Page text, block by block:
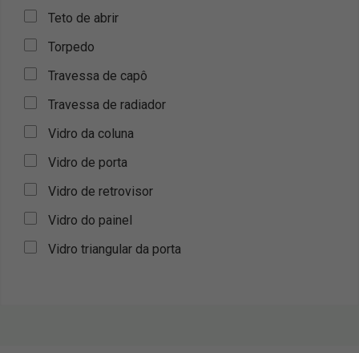
Teto de abrir
Torpedo
Travessa de capô
Travessa de radiador
Vidro da coluna
Vidro de porta
Vidro de retrovisor
Vidro do painel
Vidro triangular da porta